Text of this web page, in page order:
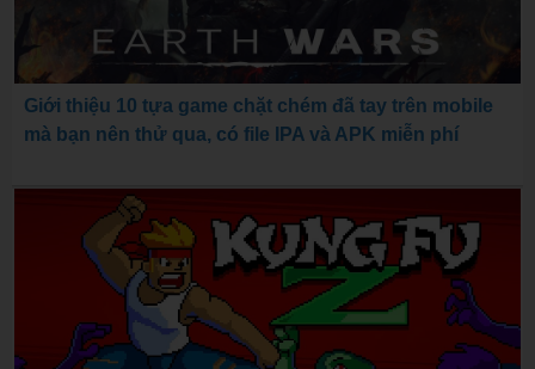
Giới thiệu 10 tựa game chặt chém đã tay trên mobile
mà bạn nên thử qua, có file IPA và APK miễn phí